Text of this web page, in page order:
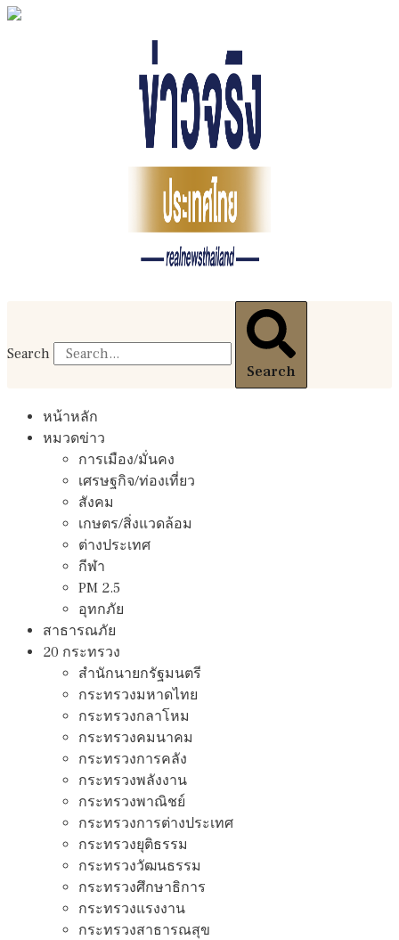
Search
Search
หน้าหลัก
หมวดข่าว
การเมือง/มั่นคง
เศรษฐกิจ/ท่องเที่ยว
สังคม
เกษตร/สิ่งแวดล้อม
ต่างประเทศ
กีฬา
PM 2.5
อุทกภัย
สาธารณภัย
20 กระทรวง
สํานักนายกรัฐมนตรี
กระทรวงมหาดไทย
กระทรวงกลาโหม
กระทรวงคมนาคม
กระทรวงการคลัง
กระทรวงพลังงาน
กระทรวงพาณิชย์
กระทรวงการต่างประเทศ
กระทรวงยุติธรรม
กระทรวงวัฒนธรรม
กระทรวงศึกษาธิการ
กระทรวงแรงงาน
กระทรวงสาธารณสุข